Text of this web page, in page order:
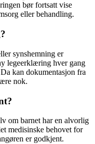
bør fortsatt vise
eller behandling.
synshemning er
legeerklæring hver gang
kan dokumentasjon fra
nok.
om barnet har en alvorlig
medisinske behovet for
er godkjent.